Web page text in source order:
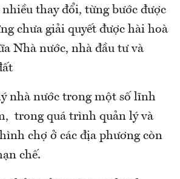
thay đổi, từng bước được
chưa giải quyết được hài hoà
Nhà nước, nhà đầu tư và
nhà nước trong một số lĩnh
trong quá trình quản lý và
chợ ở các địa phương còn
chế.